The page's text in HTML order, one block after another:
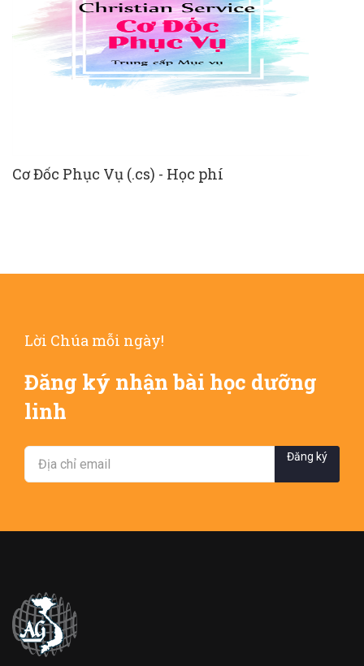
Cơ Đốc Phục Vụ (.cs) - Học phí
Lời Chúa mỗi ngày!
Đăng ký nhận bài học dưỡng
linh
Đăng ký